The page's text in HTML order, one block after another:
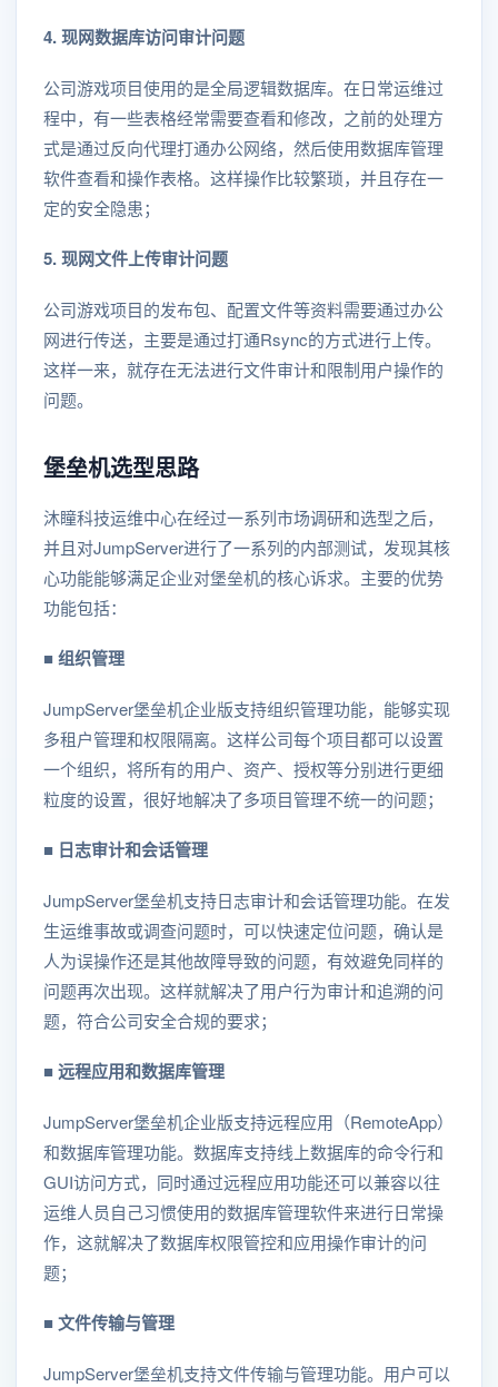
4. 现网数据库访问审计问题
公司游戏项目使用的是全局逻辑数据库。在日常运维过
程中，有一些表格经常需要查看和修改，之前的处理方
式是通过反向代理打通办公网络，然后使用数据库管理
软件查看和操作表格。这样操作比较繁琐，并且存在一
定的安全隐患；
5. 现网文件上传审计问题
公司游戏项目的发布包、配置文件等资料需要通过办公
网进行传送，主要是通过打通Rsync的方式进行上传。
这样一来，就存在无法进行文件审计和限制用户操作的
问题。
堡垒机选型思路
沐瞳科技运维中心在经过一系列市场调研和选型之后，
并且对JumpServer进行了一系列的内部测试，发现其核
心功能能够满足企业对堡垒机的核心诉求。主要的优势
功能包括：
■ 组织管理
JumpServer堡垒机企业版支持组织管理功能，能够实现
多租户管理和权限隔离。这样公司每个项目都可以设置
一个组织，将所有的用户、资产、授权等分别进行更细
粒度的设置，很好地解决了多项目管理不统一的问题；
■ 日志审计和会话管理
JumpServer堡垒机支持日志审计和会话管理功能。在发
生运维事故或调查问题时，可以快速定位问题，确认是
人为误操作还是其他故障导致的问题，有效避免同样的
问题再次出现。这样就解决了用户行为审计和追溯的问
题，符合公司安全合规的要求；
■ 远程应用和数据库管理
JumpServer堡垒机企业版支持远程应用（RemoteApp）
和数据库管理功能。数据库支持线上数据库的命令行和
GUI访问方式，同时通过远程应用功能还可以兼容以往
运维人员自己习惯使用的数据库管理软件来进行日常操
作，这就解决了数据库权限管控和应用操作审计的问
题；
■ 文件传输与管理
JumpServer堡垒机支持文件传输与管理功能。用户可以